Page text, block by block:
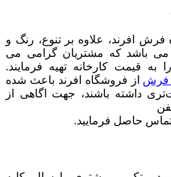
فرش افرند، علاوه بر تنوع، رنگ و
می باشد که مشتریان گرامی می
قیمت کارخانه تهیه فرمایند.
فرش از فروشگاه افرند باعث شده
داشته باشند، جهت اگاهی از
حاصل فرمایید.